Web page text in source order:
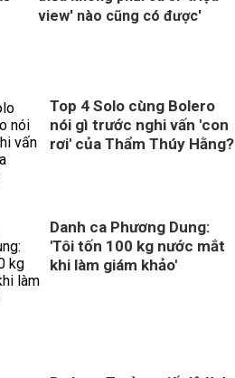
view' nào cũng có được'
Top 4 Solo cùng Bolero
nói gì trước nghi vấn 'con
rơi' của Thẩm Thúy Hằng?
Danh ca Phương Dung:
'Tôi tốn 100 kg nước mắt
khi làm giám khảo'